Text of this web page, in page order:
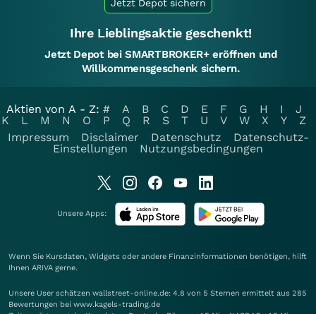
Jetzt Depot sichern
Ihre Lieblingsaktie geschenkt!
Jetzt Depot bei SMARTBROKER+ eröffnen und
Willkommensgeschenk sichern.
Aktien von A - Z: # A B C D E F G H I
J
K
L M N O P Q R S T U V W X Y
Z
Impressum
Disclaimer Datenschutz
Datenschutz-
Einstellungen
Nutzungsbedingungen
Unsere Apps:
Wenn Sie Kursdaten, Widgets oder andere Finanzinformationen benötigen, hilft
Ihnen ARIVA gerne.
Unsere User schätzen wallstreet-online.de: 4.8 von 5 Sternen ermittelt aus 285
Bewertungen bei www.kagels-trading.de